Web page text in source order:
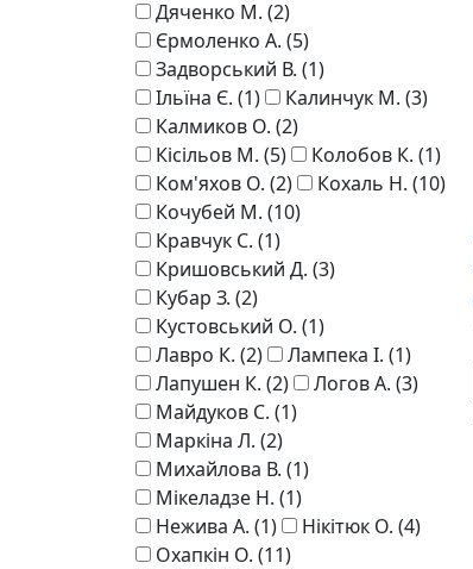
Дяченко М. (2)
Єрмоленко А. (5)
Задворський В. (1)
Ільїна Є. (1) Калинчук М. (3)
Калмиков О. (2)
Кісільов М. (5) Колобов К. (1)
Ком'яхов О. (2) Кохаль Н. (10)
Кочубей М. (10)
Кравчук С. (1)
Кришовський Д. (3)
Кубар З. (2)
Кустовський О. (1)
Лавро К. (2) Лампека І. (1)
Лапушен К. (2) Логов А. (3)
Майдуков С. (1)
Маркіна Л. (2)
Михайлова В. (1)
Мікеладзе Н. (1)
Нежива А. (1) Нікітюк О. (4)
Охапкін О. (11)